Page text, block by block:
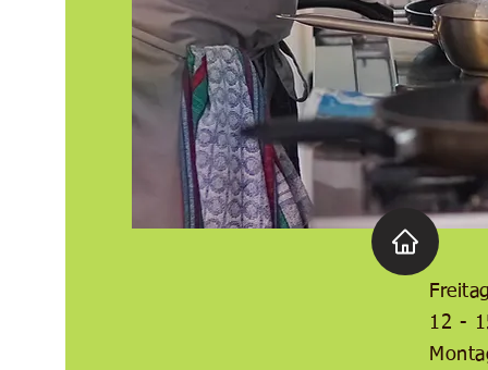
12 -